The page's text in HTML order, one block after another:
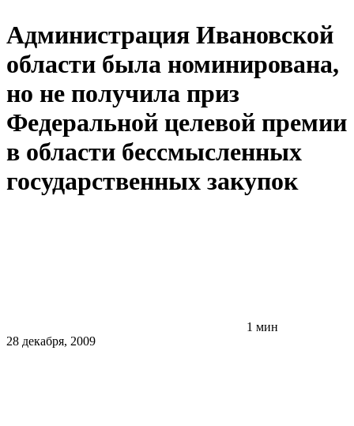
Администрация Ивановской
области была номинирована,
но не получила приз
Федеральной целевой премии
в области бессмысленных
государственных закупок
1 мин
28 декабря, 2009